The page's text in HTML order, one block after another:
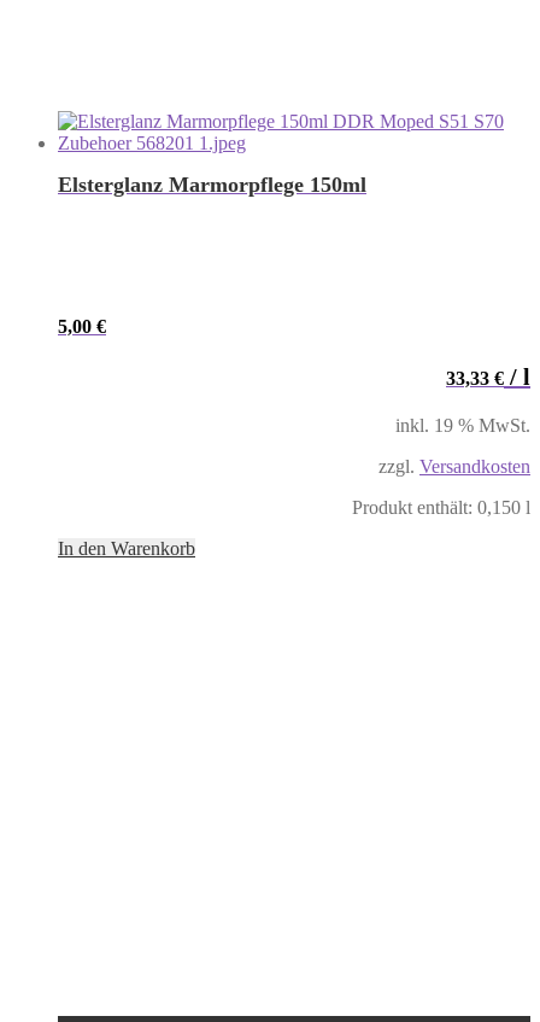
Elsterglanz Marmorpflege 150ml
5,00 €
33,33 € / l
inkl. 19 % MwSt.
zzgl. Versandkosten
Produkt enthält: 0,150 l
In den Warenkorb